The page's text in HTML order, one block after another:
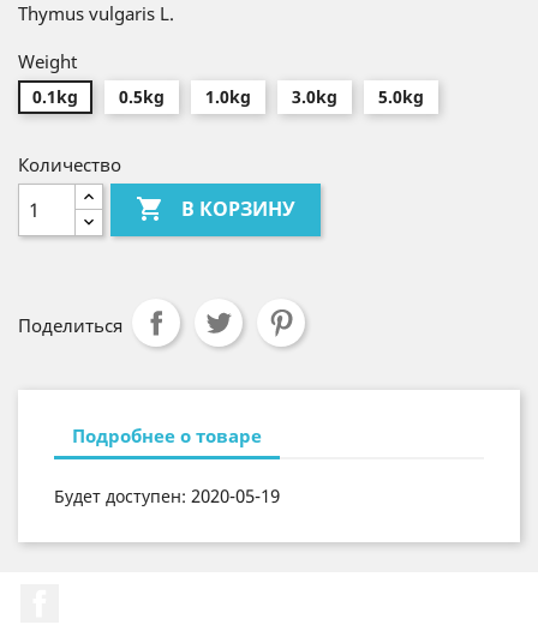
Thymus vulgaris L.
Weight
0.1kg 0.5kg 1.0kg 3.0kg 5.0kg
Количество
 В КОРЗИНУ
Поделиться
Подробнее о товаре
Будет доступен: 2020-05-19